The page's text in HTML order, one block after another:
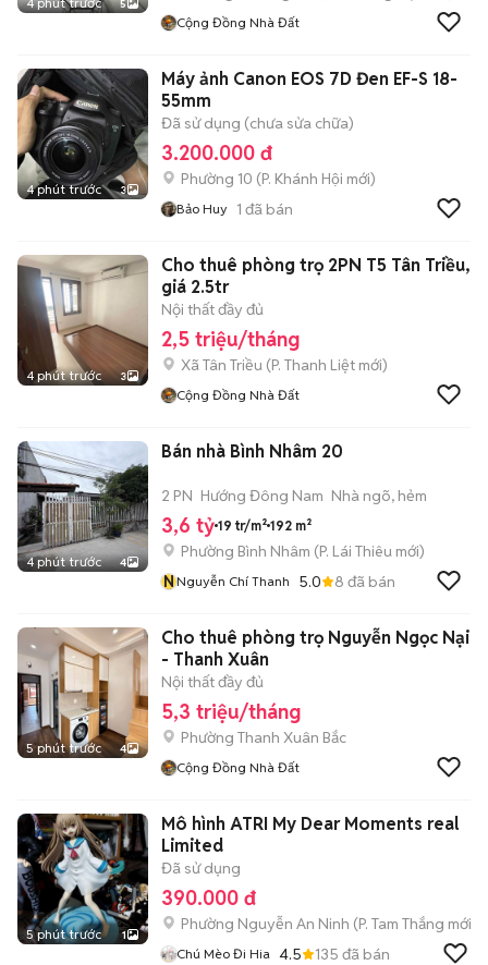
5
Cộng Đồng Nhà Đất
4 phút trước 3
Máy ảnh Canon EOS 7D Đen EF-S 18-
55mm
Đã sử dụng (chưa sửa chữa)
3.200.000 đ
Phường 10 (P. Khánh Hội mới)
Bảo Huy 1 đã bán
4 phút trước 3
Cho thuê phòng trọ 2PN T5 Tân Triều,
giá 2.5tr
Nội thất đầy đủ
2,5 triệu/tháng
Xã Tân Triều (P. Thanh Liệt mới)
Cộng Đồng Nhà Đất
4 phút trước 4
Bán nhà Bình Nhâm 20
2 PN Hướng Đông Nam Nhà ngõ, hẻm
3,6 tỷ 19 tr/m² 192 m²
Phường Bình Nhâm (P. Lái Thiêu mới)
NNguyễn Chí Thanh 5.0 8 đã bán
5 phút trước 4
Cho thuê phòng trọ Nguyễn Ngọc Nại
- Thanh Xuân
Nội thất đầy đủ
5,3 triệu/tháng
Phường Thanh Xuân Bắc
Cộng Đồng Nhà Đất
5 phút trước 1
Mô hình ATRI My Dear Moments real
Limited
Đã sử dụng
390.000 đ
Phường Nguyễn An Ninh (P. Tam Thắng mới)
Chú Mèo Đi Hia 4.5 135 đã bán